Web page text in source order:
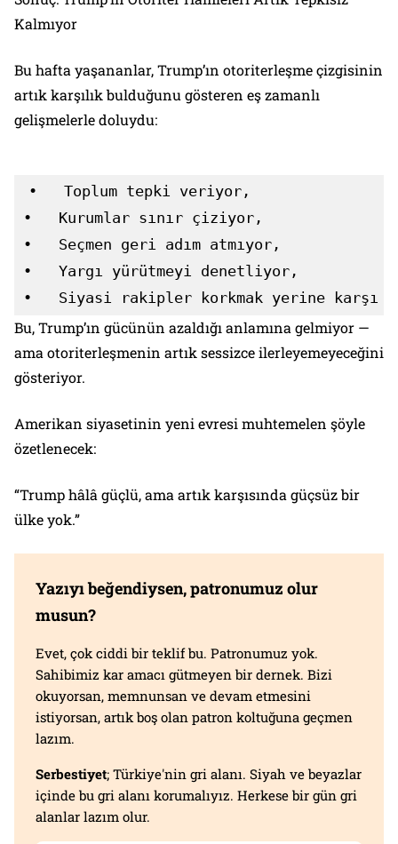
Kalmıyor
Bu hafta yaşananlar, Trump’ın otoriterleşme çizgisinin
artık karşılık bulduğunu gösteren eş zamanlı
gelişmelerle doluydu:
•   Toplum tepki veriyor,
•   Kurumlar sınır çiziyor,
•   Seçmen geri adım atmıyor,
•   Yargı yürütmeyi denetliyor,
•   Siyasi rakipler korkmak yerine karşı
Bu, Trump’ın gücünün azaldığı anlamına gelmiyor —
ama otoriterleşmenin artık sessizce ilerleyemeyeceğini
gösteriyor.
Amerikan siyasetinin yeni evresi muhtemelen şöyle
özetlenecek:
“Trump hâlâ güçlü, ama artık karşısında güçsüz bir
ülke yok.”
Yazıyı beğendiysen, patronumuz olur
musun?
Evet, çok ciddi bir teklif bu. Patronumuz yok.
Sahibimiz kar amacı gütmeyen bir dernek. Bizi
okuyorsan, memnunsan ve devam etmesini
istiyorsan, artık boş olan patron koltuğuna geçmen
lazım.
Serbestiyet; Türkiye'nin gri alanı. Siyah ve beyazlar
içinde bu gri alanı korumalıyız. Herkese bir gün gri
alanlar lazım olur.